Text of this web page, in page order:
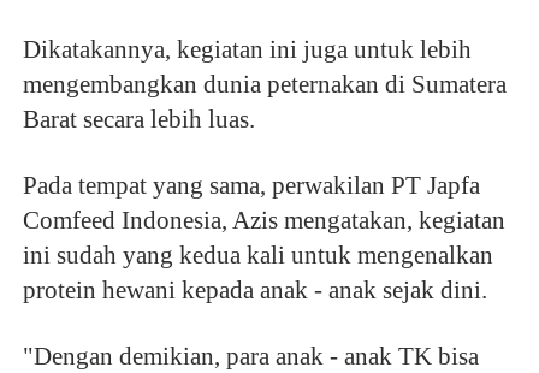
Dikatakannya, kegiatan ini juga untuk lebih
mengembangkan dunia peternakan di Sumatera
Barat secara lebih luas.
Pada tempat yang sama, perwakilan PT Japfa
Comfeed Indonesia, Azis mengatakan, kegiatan
ini sudah yang kedua kali untuk mengenalkan
protein hewani kepada anak - anak sejak dini.
"Dengan demikian, para anak - anak TK bisa